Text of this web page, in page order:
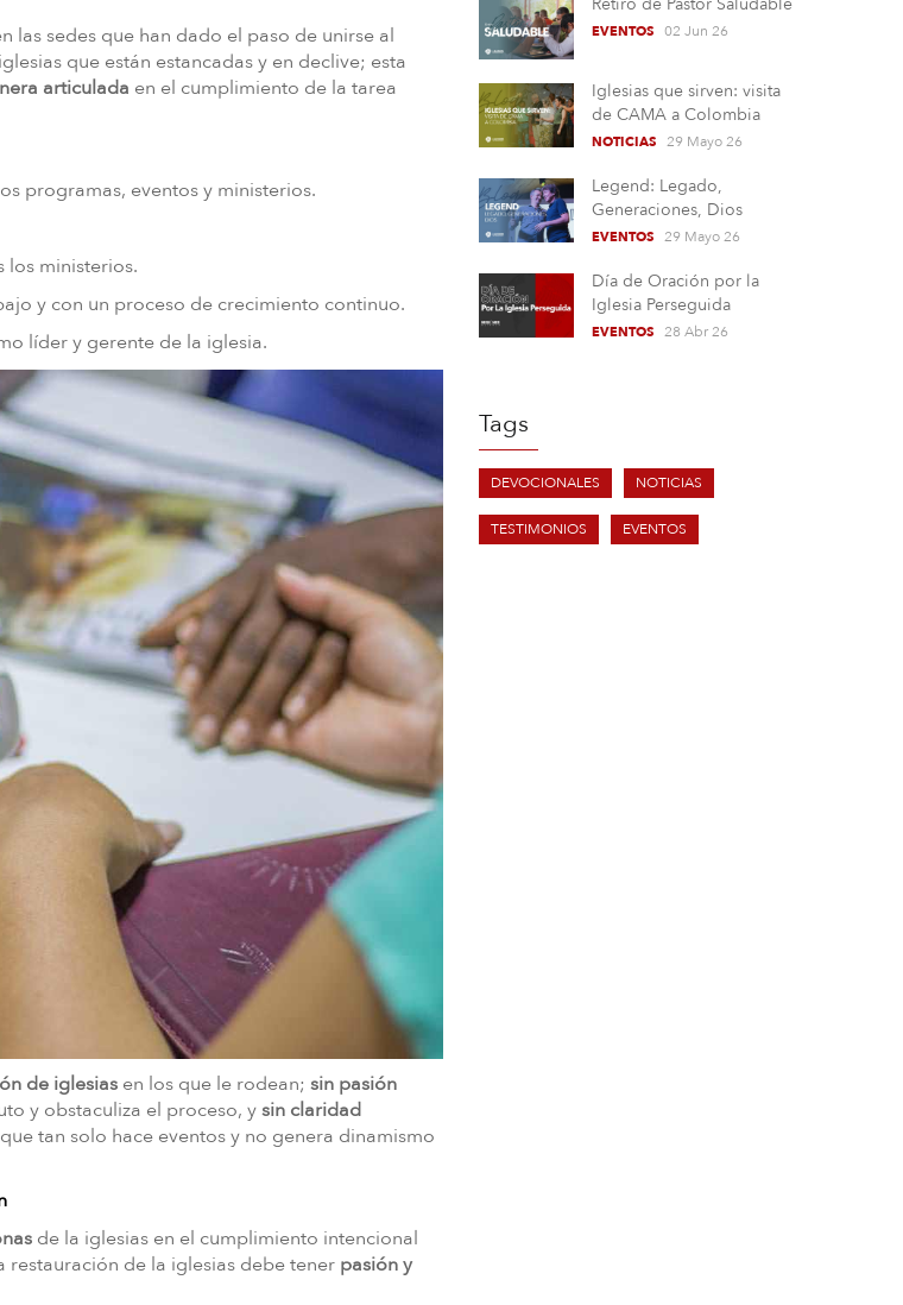
las sedes que han dado el paso de unirse al
que están estancadas y en declive; esta
articulada en el cumplimiento de la tarea
programas, eventos y ministerios.
ministerios.
y con un proceso de crecimiento continuo.
líder y gerente de la iglesia.
de iglesias en los que le rodean; sin pasión
y obstaculiza el proceso, ysin claridad
tan solo hace eventos y no genera dinamismo
de la iglesias en el cumplimiento intencional
de la iglesias debe tener pasión y
EVENTOS 02 Jun 26
Iglesias que sirven: visita
de CAMA a Colombia
NOTICIAS 29 Mayo 26
Legend: Legado,
Generaciones, Dios
EVENTOS 29 Mayo 26
Día de Oración por la
Iglesia Perseguida
EVENTOS 28 Abr 26
Tags
DEVOCIONALES NOTICIAS
TESTIMONIOS EVENTOS